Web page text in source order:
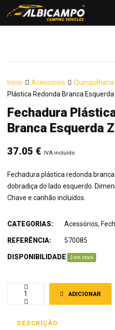
Início Acessórios Quinquilharia
Plástica Redonda Branca
Fechadura
Branca Esquerda
37.05 € IVA incluído
Fechadura plástica redonda
dobradiça do lado esquerdo.
Chave e canhão incluídos.
ADICIONAR
CATEGORIAS: Acessórios,
REFERÊNCIA: 570085
DISPONIBILIDADE: 2 em stock
DESCRIÇÃO